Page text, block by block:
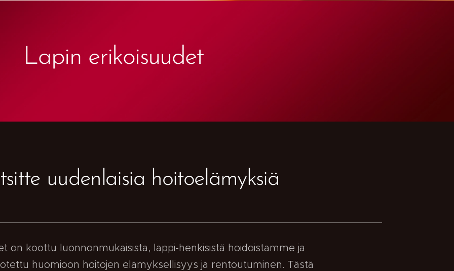
Lapin erikoisuudet
uudenlaisia hoitoelämyksiä
on koottu luonnonmukaisista, lappi-henkisistä hoidoistamme ja
huomioon hoitojen elämyksellisyys ja rentoutuminen. Tästä